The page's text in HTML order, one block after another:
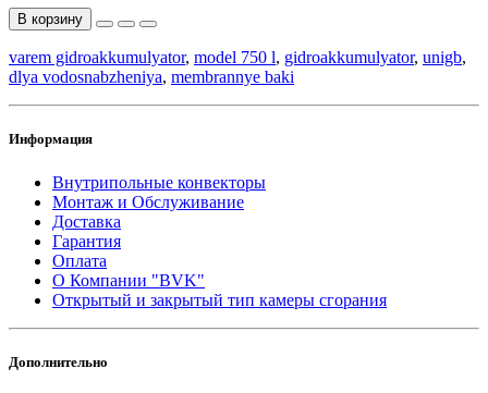
В корзину
varem gidroakkumulyator, model 750 l, gidroakkumulyator, unigb,
dlya vodosnabzheniya, membrannye baki
Информация
Внутрипольные конвекторы
Монтаж и Обслуживание
Доставка
Гарантия
Оплата
О Компании "BVK"
Открытый и закрытый тип камеры сгорания
Дополнительно